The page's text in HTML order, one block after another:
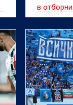
в
топката и